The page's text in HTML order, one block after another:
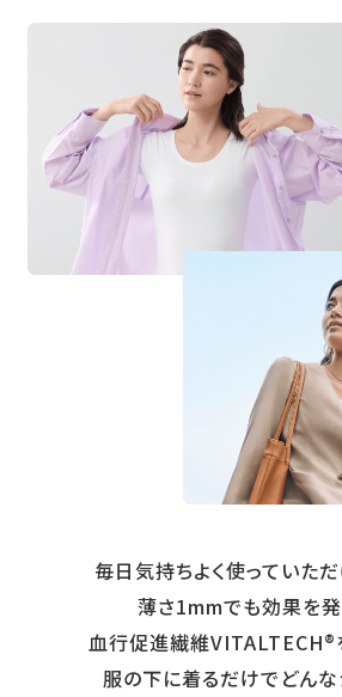
毎日気持ちよく使っていただ
薄さ1mmでも効果を
血行促進繊維VITALTECH®
服の下に着るだけでどんな